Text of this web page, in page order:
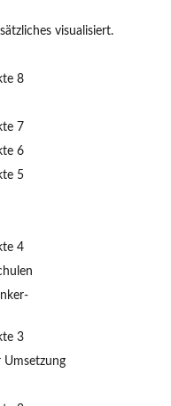
visualisiert.
8
7
6
5
4
3
Umsetzung